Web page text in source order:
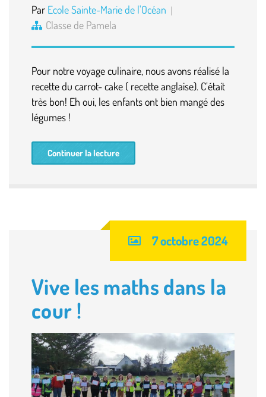
Par Ecole Sainte-Marie de l'Océan
Classe de Pamela
Pour notre voyage culinaire, nous avons réalisé la
recette du carrot- cake ( recette anglaise). C’était
très bon! Eh oui, les enfants ont bien mangé des
légumes !
Continuer la lecture
7 octobre 2024
Vive les maths dans la
cour !